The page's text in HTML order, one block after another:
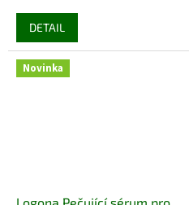
DETAIL
Novinka